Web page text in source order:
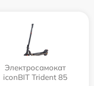
Электросамокат
iconBIT Trident 85